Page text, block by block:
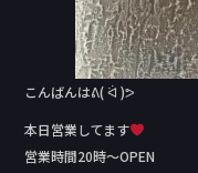
こんばんはᕕ( ᐛ )ᕗ
本日営業してます
営業時間20時〜OPEN